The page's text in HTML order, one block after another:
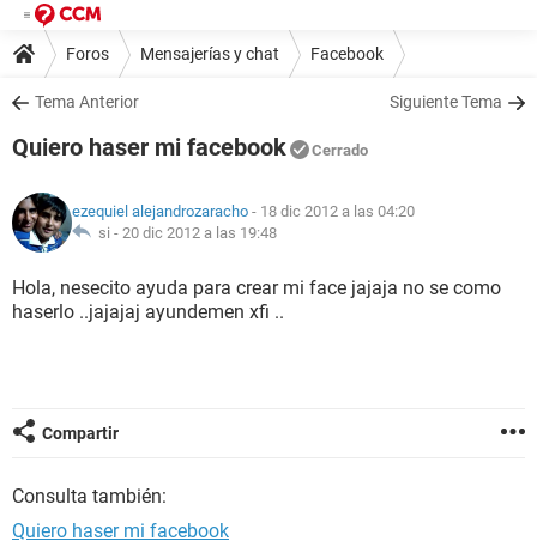
Foros Mensajerías y chat Facebook
Tema Anterior Siguiente Tema
Quiero haser mi facebook Cerrado
ezequiel alejandrozaracho - 18 dic 2012 a las 04:20
si - 20 dic 2012 a las 19:48
Hola, nesecito ayuda para crear mi face jajaja no se como
haserlo ..jajajaj ayundemen xfi ..
Compartir
Consulta también:
Quiero haser mi facebook